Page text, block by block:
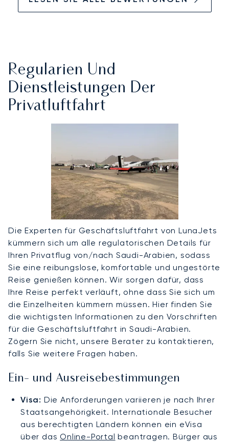
Regularien Und
Dienstleistungen Der
Privatluftfahrt
Die Experten für Geschäftsluftfahrt von LunaJets
kümmern sich um alle regulatorischen Details für
Ihren Privatflug von/nach Saudi-Arabien, sodass
Sie eine reibungslose, komfortable und ungestörte
Reise genießen können. Wir sorgen dafür, dass
Ihre Reise perfekt verläuft, ohne dass Sie sich um
die Einzelheiten kümmern müssen. Hier finden Sie
die wichtigsten Informationen zu den Vorschriften
für die Geschäftsluftfahrt in Saudi-Arabien.
Zögern Sie nicht, unsere Berater zu kontaktieren,
falls Sie weitere Fragen haben.
Ein- und Ausreisebestimmungen
Visa: Die Anforderungen variieren je nach Ihrer
Staatsangehörigkeit. Internationale Besucher
aus berechtigten Ländern können ein eVisa
über dasOnline-Portal beantragen. Bürger aus